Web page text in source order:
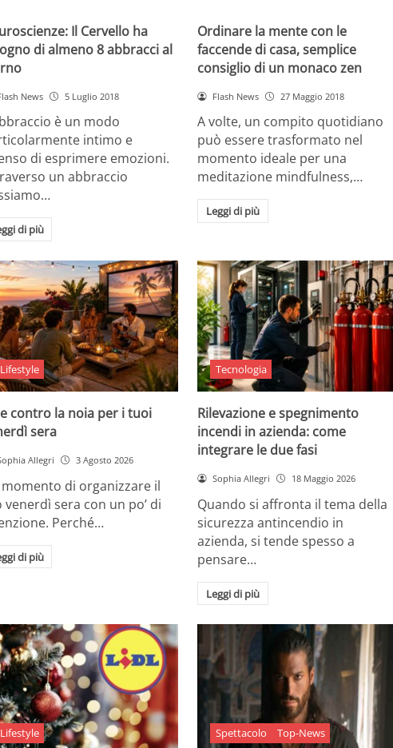
Il Cervello ha
di almeno 8 abbracci al
News 5 Luglio 2018
è un modo
intimo e
di esprimere emozioni.
un abbraccio
di più
Ordinare la mente con le
faccende di casa, semplice
consiglio di un monaco zen
Flash News 27 Maggio 2018
A volte, un compito quotidiano
può essere trasformato nel
momento ideale per una
meditazione mindfulness,…
Leggi di più
Lifestyle
contro la noia per i tuoi
sera
Allegri 3 Agosto 2026
momento di organizzare il
venerdì sera con un po’ di
Perché…
di più
Tecnologia
Rilevazione e spegnimento
incendi in azienda: come
integrare le due fasi
Sophia Allegri 18 Maggio 2026
Quando si affronta il tema della
sicurezza antincendio in
azienda, si tende spesso a
pensare…
Leggi di più
Lifestyle Spettacolo Top-News